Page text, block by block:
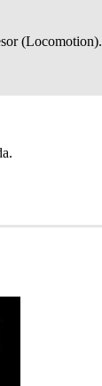
(Locomotion).